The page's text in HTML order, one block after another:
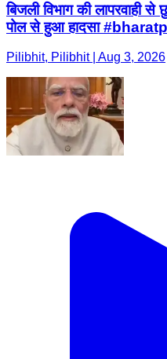
बिजली विभाग की लापरवाही
पोल से हुआ हादसा
Pilibhit, Pilibhit | Aug 3, 2026